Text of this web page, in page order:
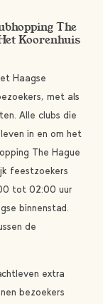
The
Koorenhuis
Haagse
met als
Alle clubs die
in en om het
The Hague
feestzoekers
tot 02:00 uur
binnenstad.
de
extra
bezoekers